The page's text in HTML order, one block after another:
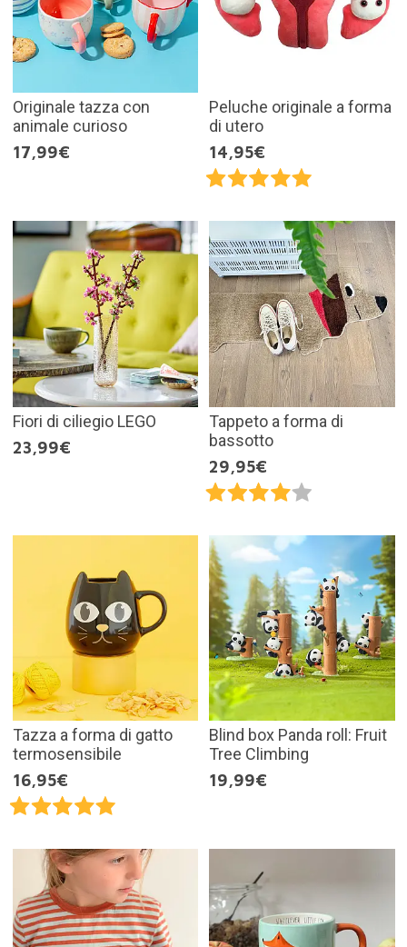
Originale tazza con
animale curioso
17,99€
Peluche originale a forma
di utero
14,95€
Fiori di ciliegio LEGO
23,99€
Tappeto a forma di
bassotto
29,95€
Tazza a forma di gatto
termosensibile
16,95€
Blind box Panda roll: Fruit
Tree Climbing
19,99€